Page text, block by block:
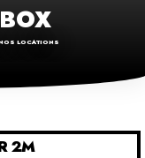
LOCATIONS
2M